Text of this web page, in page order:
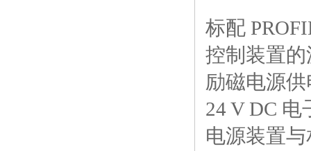
标配
控制装置
励磁电源
24 V DC
电源装置